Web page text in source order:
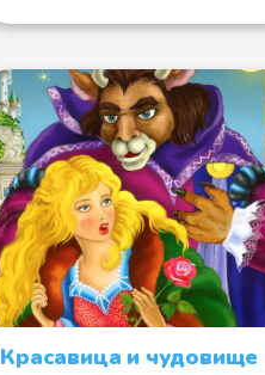
Красавица и чудовище